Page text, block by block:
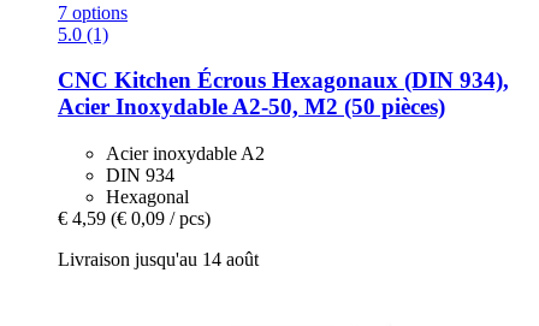
7 options
5.0 (1)
CNC Kitchen Écrous Hexagonaux (DIN 934),
Acier Inoxydable A2-​50, M2 (50 pièces)
Acier inoxydable A2
DIN 934
Hexagonal
€ 4,59 (€ 0,09 / pcs)
Livraison jusqu'au 14 août